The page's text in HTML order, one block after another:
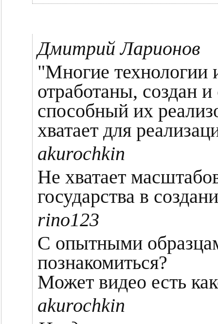
Дмитрий Ларионов
"Многие технологии
отработаны, создан
способный их
хватает для
akurochkin
Не хватает
государства в
rino123
С опытными
познакомиться?
Может видео есть
akurochkin